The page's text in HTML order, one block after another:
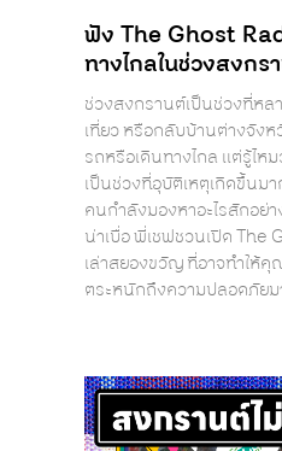
ฟัง The Ghost
ทางไกลในช่วงสงกร
ช่วงสงกรานต์เป็นช่วงที่หล
เที่ยว หรือกลับบ้านต่างจัง
รถหรือเดินทางไกล แต่รู้ไห
เป็นช่วงที่อุบัติเหตุเกิดขึ้นม
คนกำลังมองหาอะไรสักอย่า
น่าเบื่อ พี่เชฟชวนเปิด The
เล่าสยองขวัญ ที่อาจทำให้
ตระหนักถึงความปลอดภัย